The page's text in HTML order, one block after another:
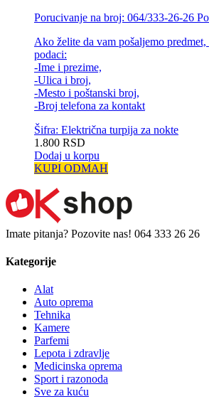
Porucivanje na broj: 064/333-26-26
Ako želite da vam pošaljemo predmet,
podaci:
-Ime i prezime,
-Ulica i broj,
-Mesto i poštanski broj,
-Broj telefona za kontakt
Šifra: Električna turpija za nokte
1.800 RSD
Dodaj u korpu
KUPI ODMAH
Imate pitanja? Pozovite nas! 064 333 26 26
Kategorije
Alat
Auto oprema
Tehnika
Kamere
Parfemi
Lepota i zdravlje
Medicinska oprema
Sport i razonoda
Sve za kuću